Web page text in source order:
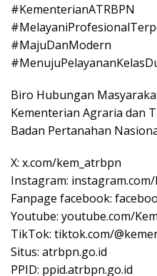
#KementerianATRBPN
#MajuDanModern
Biro Hubungan
Kementerian Agraria dan
Badan Pertanahan
X: x.com/kem_atrbpn
Instagram:
Fanpage facebook:
Youtube: youtube.com/
TikTok: tiktok.com/
Situs: atrbpn.go.id
PPID: ppid.atrbpn.go.id